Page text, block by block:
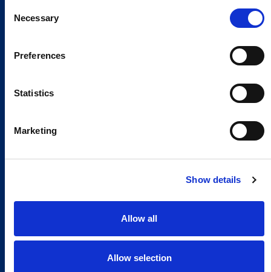
Selection
Necessary
Preferences
Statistics
Marketing
Show details
Allow all
Allow selection